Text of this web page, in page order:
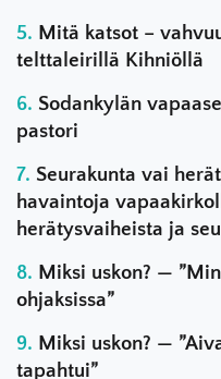
Mitä katsot –
telttaleirillä Kihniöllä
Sodankylän
pastori
Seurakunta vai
havaintoja
herätysvaiheista ja
Miksi uskon? —
ohjaksissa”
Miksi uskon? —
tapahtui”